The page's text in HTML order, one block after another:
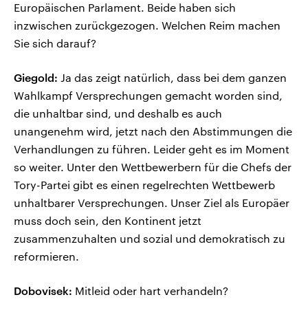
Europäischen Parlament. Beide haben sich
inzwischen zurückgezogen. Welchen Reim machen
Sie sich darauf?
Giegold: Ja das zeigt natürlich, dass bei dem ganzen
Wahlkampf Versprechungen gemacht worden sind,
die unhaltbar sind, und deshalb es auch
unangenehm wird, jetzt nach den Abstimmungen die
Verhandlungen zu führen. Leider geht es im Moment
so weiter. Unter den Wettbewerbern für die Chefs der
Tory-Partei gibt es einen regelrechten Wettbewerb
unhaltbarer Versprechungen. Unser Ziel als Europäer
muss doch sein, den Kontinent jetzt
zusammenzuhalten und sozial und demokratisch zu
reformieren.
Dobovisek: Mitleid oder hart verhandeln?